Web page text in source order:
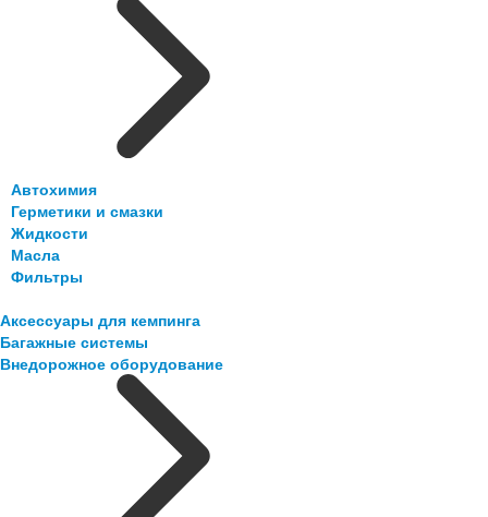
Автохимия
Герметики и смазки
Жидкости
Масла
Фильтры
Аксессуары для кемпинга
Багажные системы
Внедорожное оборудование